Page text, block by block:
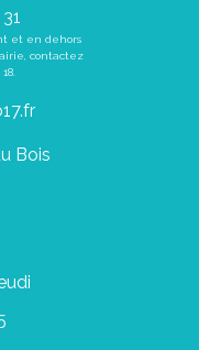
et en dehors
contactez
18
Bois